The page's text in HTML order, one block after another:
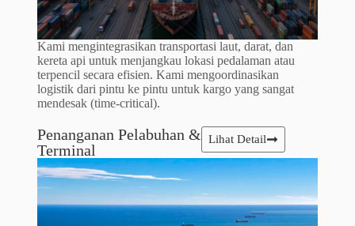
Kami mengintegrasikan transportasi laut, darat, dan
kereta api untuk menjangkau lokasi pedalaman atau
terpencil secara efisien. Kami mengoordinasikan
logistik dari pintu ke pintu untuk kargo yang sangat
mendesak (time-critical).
Penanganan Pelabuhan &
Terminal
Lihat Detail